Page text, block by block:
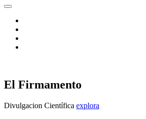
Social
El Firmamento
Divulgacion Científica explora